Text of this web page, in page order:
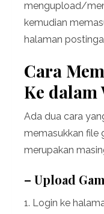
mengupload/
kemudian
halaman
Cara
Ke dalam
Ada dua cara
memasukkan file
merupakan
– Upload
1. Login ke